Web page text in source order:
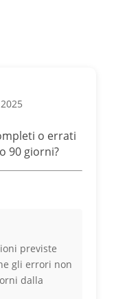
o errati
90 giorni?
previste
gli errori non
dalla